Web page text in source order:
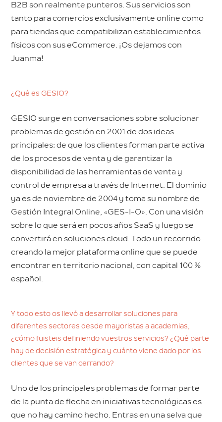
B2B son realmente punteros. Sus servicios son
tanto para comercios exclusivamente online como
para tiendas que compatibilizan establecimientos
físicos con sus eCommerce. ¡Os dejamos con
Juanma!
¿Qué es GESIO?
GESIO surge en conversaciones sobre solucionar
problemas de gestión en 2001 de dos ideas
principales: de que los clientes forman parte activa
de los procesos de venta y de garantizar la
disponibilidad de las herramientas de venta y
control de empresa a través de Internet. El dominio
ya es de noviembre de 2004 y toma su nombre de
Gestión Integral Online, «GES-I-O». Con una visión
sobre lo que será en pocos años SaaS y luego se
convertirá en soluciones cloud. Todo un recorrido
creando la mejor plataforma online que se puede
encontrar en territorio nacional, con capital 100 %
español.
Y todo esto os llevó a desarrollar soluciones para
diferentes sectores desde mayoristas a academias,
¿cómo fuisteis definiendo vuestros servicios? ¿Qué parte
hay de decisión estratégica y cuánto viene dado por los
clientes que se van cerrando?
Uno de los principales problemas de formar parte
de la punta de flecha en iniciativas tecnológicas es
que no hay camino hecho. Entras en una selva que